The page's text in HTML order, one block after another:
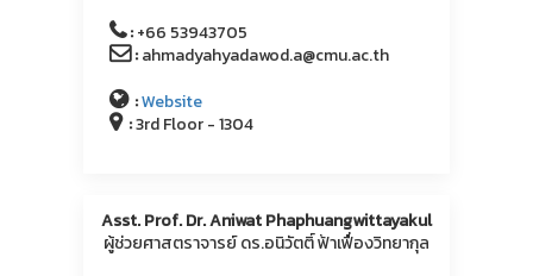
:+66 53943705
:ahmadyahyadawod.a@cmu.ac.th
:Website
:3rd Floor - 1304
Asst. Prof. Dr. Aniwat Phaphuangwittayakul
ผู้ช่วยศาสตราจารย์ ดร.อนิวัตติ์ ฟ้าเฟื่องวิทยากุล